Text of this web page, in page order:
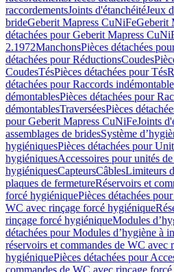
raccordementsJoints d'étanchéitéJeux
brideGeberit Mapress CuNiFeGeberit
détachées pour Geberit Mapress
2.1972ManchonsPièces détachées
détachées pour RéductionsCoudes
CoudesTésPièces détachées pour Tés
détachées pour Raccords
démontablesPièces détachées pour
démontablesTraverséesPièces
pour Geberit Mapress CuNiFeJoints
assemblages de bridesSystème
hygiéniquesPièces détachées pour
hygiéniquesAccessoires pour unités
hygiéniquesCapteursCâblesLimiteurs
plaques de fermetureRéservoirs et
forcé hygiéniquePièces détachées
WC avec rinçage forcé hygiénique
rinçage forcé hygiéniqueModules
détachées pour Modules d’hygiène à
réservoirs et commandes de WC avec
hygiéniquePièces détachées pour
commandes de WC avec rinçage forcé